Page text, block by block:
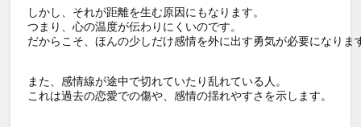
しかし、それが距離を生む原因にもなります。
つまり、心の温度が伝わりにくいのです。
だからこそ、ほんの少しだけ感情を外に出す勇気が必要になりま
また、感情線が途中で切れていたり乱れている人。
これは過去の恋愛での傷や、感情の揺れやすさを示します。